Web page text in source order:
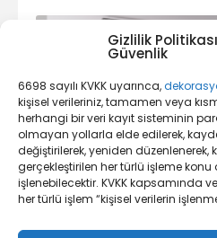
Gizlilik
Güvenlik
6698 sayılı KVKK uyarınca,
kişisel verileriniz, tamamen veya
herhangi bir veri kayıt sisteminin
olmayan yollarla elde edilerek,
değiştirilerek, yeniden düzenlenerek,
gerçekleştirilen her türlü işleme konu
işlenebilecektir. KVKK kapsamında
her türlü işlem “kişisel verilerin
Ofis Dekorasyonu